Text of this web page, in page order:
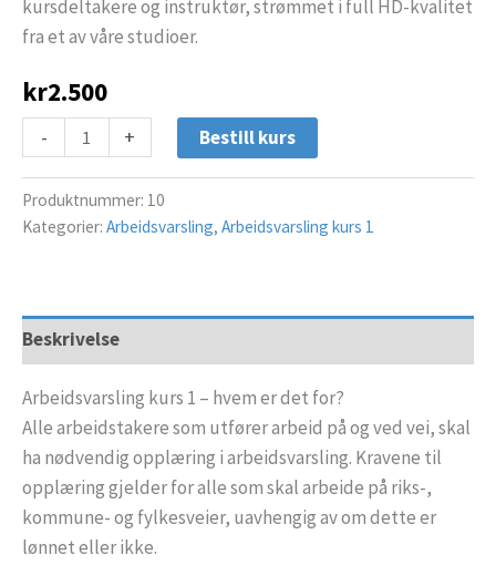
kursdeltakere og instruktør, strømmet i full HD-kvalitet
fra et av våre studioer.
kr2.500
- + Bestill kurs
Produktnummer: 10
Kategorier: Arbeidsvarsling, Arbeidsvarsling kurs 1
Beskrivelse
Arbeidsvarsling kurs 1 – hvem er det for?
Alle arbeidstakere som utfører arbeid på og ved vei, skal
ha nødvendig opplæring i arbeidsvarsling. Kravene til
opplæring gjelder for alle som skal arbeide på riks-,
kommune- og fylkesveier, uavhengig av om dette er
lønnet eller ikke.